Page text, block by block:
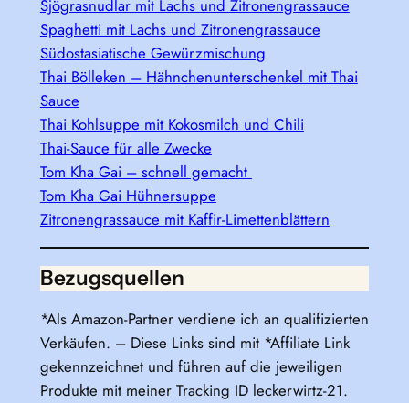
Sjögrasnudlar mit Lachs und Zitronengrassauce
Spaghetti mit Lachs und Zitronengrassauce
Südostasiatische Gewürzmischung
Thai Bölleken – Hähnchenunterschenkel mit Thai
Sauce
Thai Kohlsuppe mit Kokosmilch und Chili
Thai-Sauce für alle Zwecke
Tom Kha Gai – schnell gemacht
Tom Kha Gai Hühnersuppe
Zitronengrassauce mit Kaffir-Limettenblättern
Bezugsquellen
*Als Amazon-Partner verdiene ich an qualifizierten
Verkäufen. – Diese Links sind mit *Affiliate Link
gekennzeichnet und führen auf die jeweiligen
Produkte mit meiner Tracking ID leckerwirtz-21.